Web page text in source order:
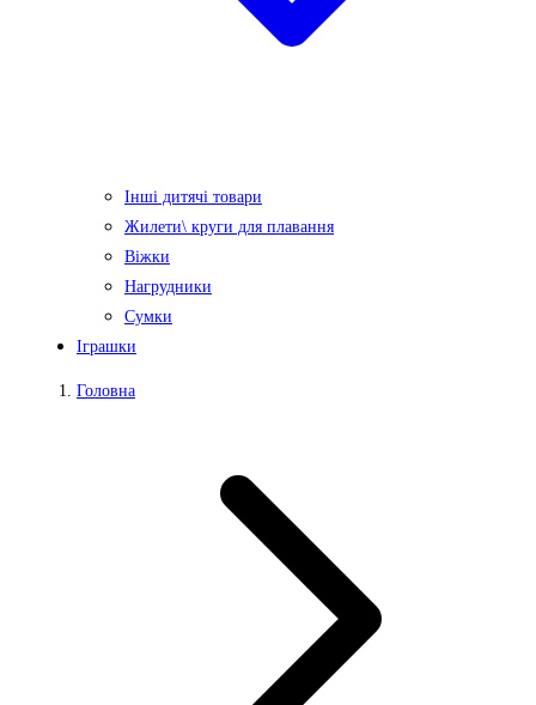
Інші дитячі товари
Жилети\ круги для плавання
Віжки
Нагрудники
Сумки
Іграшки
Головна